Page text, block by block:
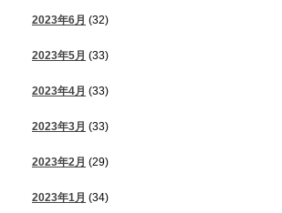
2023年6月 (32)
2023年5月 (33)
2023年4月 (33)
2023年3月 (33)
2023年2月 (29)
2023年1月 (34)